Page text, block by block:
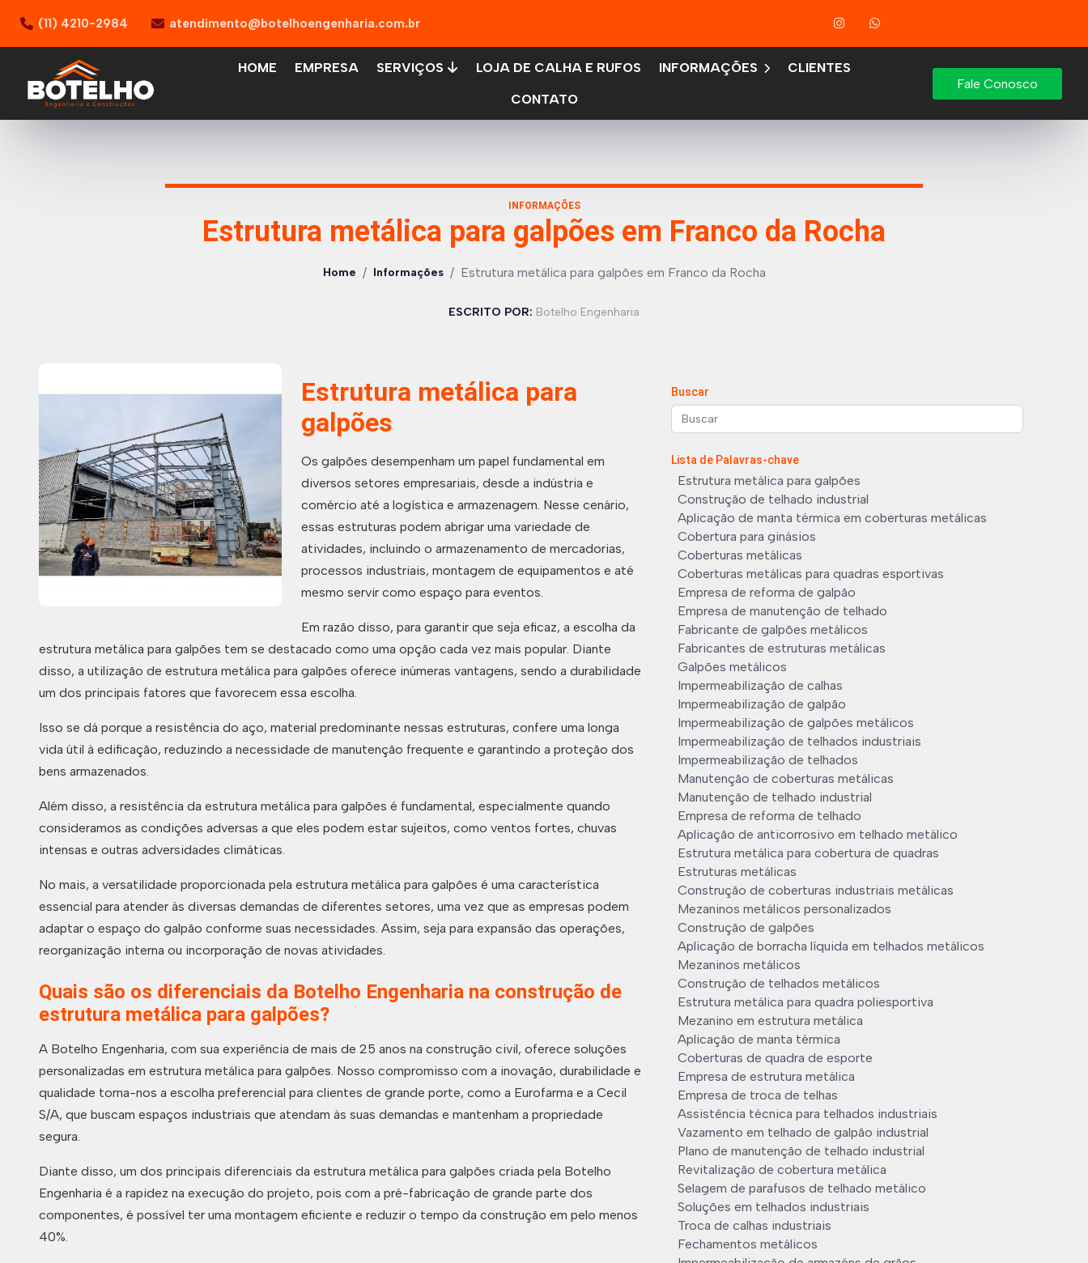
(11) 4210-2984 atendimento@botelhoengenharia.com.br
HOME EMPRESA SERVIÇOS LOJA DE CALHA E RUFOS INFORMAÇÕES CLIENTES
CONTATO
Fale Conosco
INFORMAÇÕES
Estrutura metálica para galpões em Franco da Rocha
Home / Informações / Estrutura metálica para galpões em Franco da Rocha
ESCRITO POR: Botelho Engenharia
Estrutura metálica para
galpões
Os galpões desempenham um papel fundamental em
diversos setores empresariais, desde a indústria e
comércio até a logística e armazenagem. Nesse cenário,
essas estruturas podem abrigar uma variedade de
atividades, incluindo o armazenamento de mercadorias,
processos industriais, montagem de equipamentos e até
mesmo servir como espaço para eventos.
Em razão disso, para garantir que seja eficaz, a escolha da
estrutura metálica para galpões tem se destacado como uma opção cada vez mais popular. Diante
disso, a utilização de estrutura metálica para galpões oferece inúmeras vantagens, sendo a durabilidade
um dos principais fatores que favorecem essa escolha.
Isso se dá porque a resistência do aço, material predominante nessas estruturas, confere uma longa
vida útil à edificação, reduzindo a necessidade de manutenção frequente e garantindo a proteção dos
bens armazenados.
Além disso, a resistência da estrutura metálica para galpões é fundamental, especialmente quando
consideramos as condições adversas a que eles podem estar sujeitos, como ventos fortes, chuvas
intensas e outras adversidades climáticas.
No mais, a versatilidade proporcionada pela estrutura metálica para galpões é uma característica
essencial para atender às diversas demandas de diferentes setores, uma vez que as empresas podem
adaptar o espaço do galpão conforme suas necessidades. Assim, seja para expansão das operações,
reorganização interna ou incorporação de novas atividades.
Quais são os diferenciais da Botelho Engenharia na construção de
estrutura metálica para galpões?
A Botelho Engenharia, com sua experiência de mais de 25 anos na construção civil, oferece soluções
personalizadas em estrutura metálica para galpões. Nosso compromisso com a inovação, durabilidade e
qualidade torna-nos a escolha preferencial para clientes de grande porte, como a Eurofarma e a Cecil
S/A, que buscam espaços industriais que atendam às suas demandas e mantenham a propriedade
segura.
Diante disso, um dos principais diferenciais da estrutura metálica para galpões criada pela Botelho
Engenharia é a rapidez na execução do projeto, pois com a pré-fabricação de grande parte dos
componentes, é possível ter uma montagem eficiente e reduzir o tempo da construção em pelo menos
40%.
Buscar
Lista de Palavras-chave
Estrutura metálica para galpões
Construção de telhado industrial
Aplicação de manta térmica em coberturas metálicas
Cobertura para ginásios
Coberturas metálicas
Coberturas metálicas para quadras esportivas
Empresa de reforma de galpão
Empresa de manutenção de telhado
Fabricante de galpões metálicos
Fabricantes de estruturas metálicas
Galpões metálicos
Impermeabilização de calhas
Impermeabilização de galpão
Impermeabilização de galpões metálicos
Impermeabilização de telhados industriais
Impermeabilização de telhados
Manutenção de coberturas metálicas
Manutenção de telhado industrial
Empresa de reforma de telhado
Aplicação de anticorrosivo em telhado metálico
Estrutura metálica para cobertura de quadras
Estruturas metálicas
Construção de coberturas industriais metálicas
Mezaninos metálicos personalizados
Construção de galpões
Aplicação de borracha líquida em telhados metálicos
Mezaninos metálicos
Construção de telhados metálicos
Estrutura metálica para quadra poliesportiva
Mezanino em estrutura metálica
Aplicação de manta térmica
Coberturas de quadra de esporte
Empresa de estrutura metálica
Empresa de troca de telhas
Assistência técnica para telhados industriais
Vazamento em telhado de galpão industrial
Plano de manutenção de telhado industrial
Revitalização de cobertura metálica
Selagem de parafusos de telhado metálico
Soluções em telhados industriais
Troca de calhas industriais
Fechamentos metálicos